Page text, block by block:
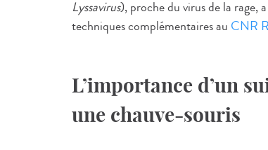
Lyssavirus), proche du virus de la rage,
techniques complémentaires au CNR
L’importance d’un
une chauve-souris